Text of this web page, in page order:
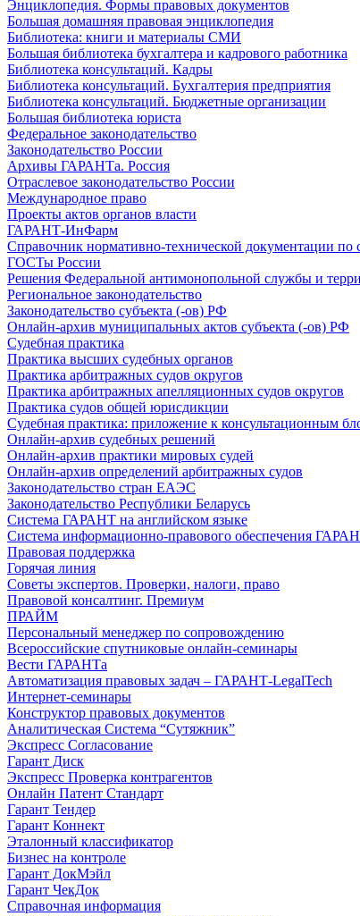
Энциклопедия. Формы правовых документов
Большая домашняя правовая энциклопедия
Библиотека: книги и материалы СМИ
Большая библиотека бухгалтера и кадрового работника
Библиотека консультаций. Кадры
Библиотека консультаций. Бухгалтерия предприятия
Библиотека консультаций. Бюджетные организации
Большая библиотека юриста
Федеральное законодательство
Законодательство России
Архивы ГАРАНТа. Россия
Отраслевое законодательство России
Международное право
Проекты актов органов власти
ГАРАНТ-ИнФарм
Справочник нормативно-технической документации по
ГОСТы России
Решения Федеральной антимонопольной службы и
Региональное законодательство
Законодательство субъекта (-ов) РФ
Онлайн-архив муниципальных актов субъекта (-ов) РФ
Судебная практика
Практика высших судебных органов
Практика арбитражных судов округов
Практика арбитражных апелляционных судов округов
Практика судов общей юрисдикции
Судебная практика: приложение к консультационным
Онлайн-архив судебных решений
Онлайн-архив практики мировых судей
Онлайн-архив определений арбитражных судов
Законодательство стран ЕАЭС
Законодательство Республики Беларусь
Система ГАРАНТ на английском языке
Система информационно-правового обеспечения
Правовая поддержка
Горячая линия
Советы экспертов. Проверки, налоги, право
Правовой консалтинг. Премиум
ПРАЙМ
Персональный менеджер по сопровождению
Всероссийские спутниковые онлайн-семинары
Вести ГАРАНТа
Автоматизация правовых задач – ГАРАНТ-LegalTech
Интернет-семинары
Конструктор правовых документов
Аналитическая Система “Сутяжник”
Экспресс Согласование
Гарант Диск
Экспресс Проверка контрагентов
Онлайн Патент Стандарт
Гарант Тендер
Гарант Коннект
Эталонный классификатор
Бизнес на контроле
Гарант ДокМэйл
Гарант ЧекДок
Справочная информация